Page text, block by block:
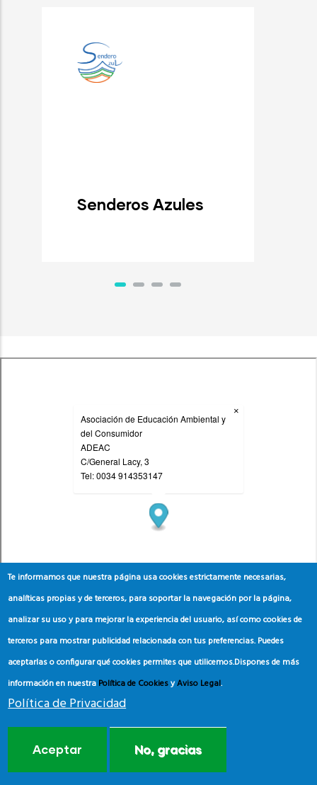
Senderos Azules
Te informamos que nuestra página usa cookies estrictamente necesarias,
analíticas propias y de terceros, para soportar la navegación por la página,
analizar su uso y para mejorar la experiencia del usuario, así como cookies de
terceros para mostrar publicidad relacionada con tus preferencias. Puedes
aceptarlas o configurar qué cookies permites que utilicemos.Dispones de más
información en nuestra Política de CookiesyAviso Legal.
Política de Privacidad
Aceptar No, gracias